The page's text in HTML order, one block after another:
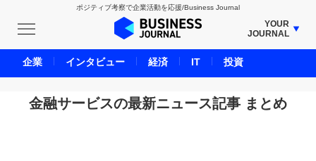
ポジティブ考察で企業活動を応援/Business Journal
YOUR
JOURNAL
BUSINESS JOURNAL
UNICORN JOURNAL
CARBON CREDITS JOURNAL
金融サービスの最新ニュース記事 まとめ
企業 インタビュー 経済 IT 投資